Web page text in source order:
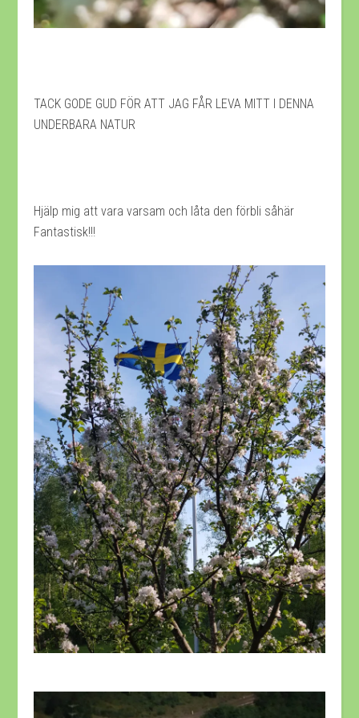
TACK GODE GUD FÖR ATT JAG FÅR LEVA MITT I DENNA
UNDERBARA NATUR
Hjälp mig att vara varsam och låta den förbli såhär
Fantastisk!!!